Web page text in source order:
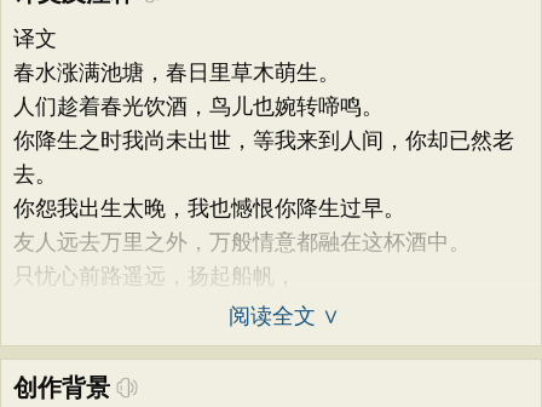
译文
春水涨满池塘，春日里草木萌生。
人们趁着春光饮酒，鸟儿也婉转啼鸣。
你降生之时我尚未出世，等我来到人间，你却已然老
去。
你怨我出生太晚，我也憾恨你降生过早。
友人远去万里之外，万般情意都融在这杯酒中。
只忧心前路遥远，扬起船帆，
阅读全文 ∨
创作背景